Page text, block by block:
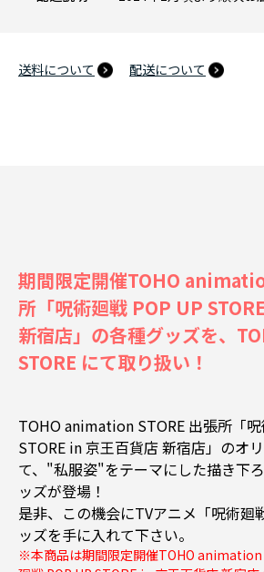
送料について 配送について
期間限定開催TOHO
所「呪術廻戦 POP UP
新宿店」の各種グッズを、
STORE にて取り扱い！
TOHO animation STORE 出張所「
STORE in 京王百貨店 新宿店」のオ
て、"私服姿"をテーマにした描き下
ッズが登場！
是非、この機会にTVアニメ「呪術廻
ッズを手に入れて下さい。
※本商品は期間限定開催TOHO animation